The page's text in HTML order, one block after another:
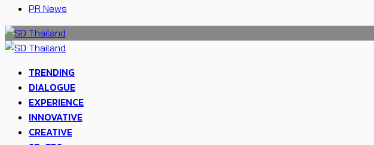
PR News
TRENDING
DIALOGUE
EXPERIENCE
INNOVATIVE
CREATIVE